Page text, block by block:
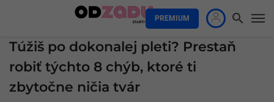
PREMIUM
Túžiš po dokonalej pleti? Prestaň
robiť týchto 8 chýb, ktoré ti
zbytočne ničia tvár